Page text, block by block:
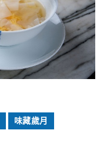
味藏歲月